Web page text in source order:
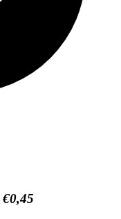
€0,45